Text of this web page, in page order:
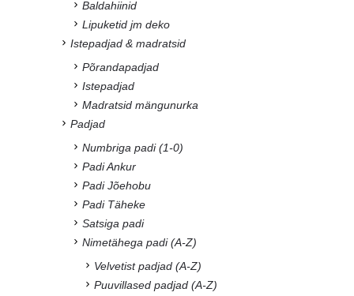
Baldahiinid
Lipuketid jm deko
Istepadjad & madratsid
Põrandapadjad
Istepadjad
Madratsid mängunurka
Padjad
Numbriga padi (1-0)
Padi Ankur
Padi Jõehobu
Padi Täheke
Satsiga padi
Nimetähega padi (A-Z)
Velvetist padjad (A-Z)
Puuvillased padjad (A-Z)